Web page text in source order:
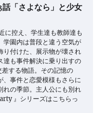
「さよなら」と少女
に控え、学生達も教師達も
学園内は普段と違う空気が
り付けた、展示物が壊され
達も事件解決に乗り出すの
する物語。その記憶の
、事件と恋愛模様もさらに
れの季節。主人公にも別れ
』シリーズはこちらっ